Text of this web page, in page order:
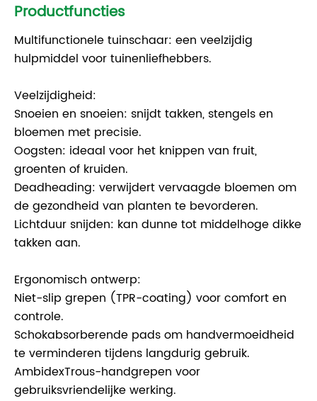
Productfuncties
Multifunctionele tuinschaar: een veelzijdig
hulpmiddel voor tuinenliefhebbers.
Veelzijdigheid:
Snoeien en snoeien: snijdt takken, stengels en
bloemen met precisie.
Oogsten: ideaal voor het knippen van fruit,
groenten of kruiden.
Deadheading: verwijdert vervaagde bloemen om
de gezondheid van planten te bevorderen.
Lichtduur snijden: kan dunne tot middelhoge dikke
takken aan.
Ergonomisch ontwerp:
Niet-slip grepen (TPR-coating) voor comfort en
controle.
Schokabsorberende pads om handvermoeidheid
te verminderen tijdens langdurig gebruik.
AmbidexTrous-handgrepen voor
gebruiksvriendelijke werking.